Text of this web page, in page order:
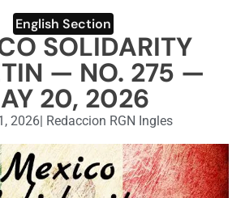
ENGLISH SECTION
VIDEOS
English Section
SOLIDARITY
— NO. 275 —
20, 2026
2026| Redaccion RGN Ingles